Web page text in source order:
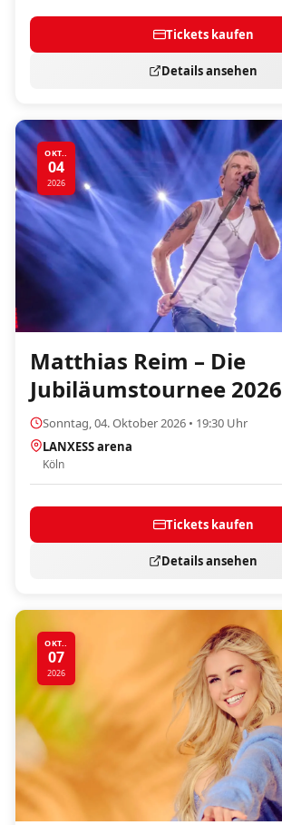
Tickets kaufen
Details ansehen
OKT..
04
2026
Matthias Reim – Die
Jubiläumstournee 2026
Sonntag, 04. Oktober 2026 • 19:30 Uhr
LANXESS arena
Köln
Tickets kaufen
Details ansehen
OKT..
07
2026